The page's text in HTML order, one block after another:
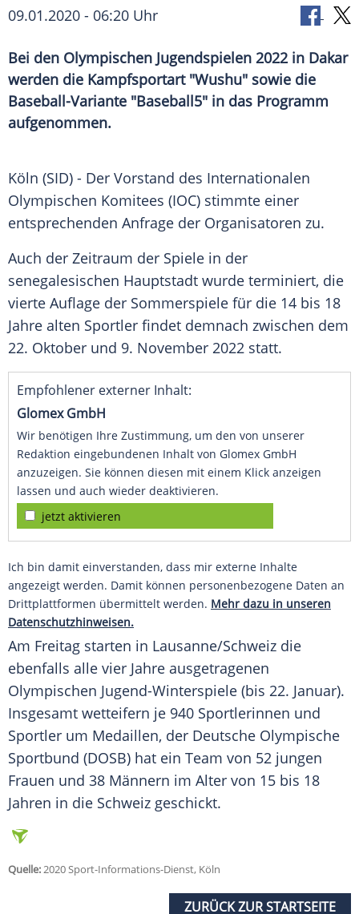
09.01.2020 - 06:20 Uhr
Bei den Olympischen Jugendspielen 2022 in Dakar
werden die Kampfsportart "Wushu" sowie die
Baseball-Variante "Baseball5" in das Programm
aufgenommen.
Köln (SID) - Der Vorstand des Internationalen
Olympischen Komitees (IOC) stimmte einer
entsprechenden Anfrage der Organisatoren zu.
Auch der Zeitraum der Spiele in der
senegalesischen Hauptstadt wurde terminiert, die
vierte Auflage der Sommerspiele für die 14 bis 18
Jahre alten Sportler findet demnach zwischen dem
22. Oktober und 9. November 2022 statt.
Empfohlener externer Inhalt:
Glomex GmbH
Wir benötigen Ihre Zustimmung, um den von unserer
Redaktion eingebundenen Inhalt von Glomex GmbH
anzuzeigen. Sie können diesen mit einem Klick anzeigen
lassen und auch wieder deaktivieren.
jetzt aktivieren
Ich bin damit einverstanden, dass mir externe Inhalte
angezeigt werden. Damit können personenbezogene Daten an
Drittplattformen übermittelt werden. Mehr dazu in unseren
Datenschutzhinweisen.
Am Freitag starten in Lausanne/Schweiz die
ebenfalls alle vier Jahre ausgetragenen
Olympischen Jugend-Winterspiele (bis 22. Januar).
Insgesamt wetteifern je 940 Sportlerinnen und
Sportler um Medaillen, der Deutsche Olympische
Sportbund (DOSB) hat ein Team von 52 jungen
Frauen und 38 Männern im Alter von 15 bis 18
Jahren in die Schweiz geschickt.
Quelle:2020 Sport-Informations-Dienst, Köln
ZURÜCK ZUR STARTSEITE